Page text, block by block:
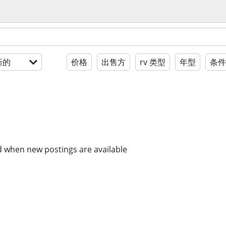
的 价格 出售方 rv 类型 年型 条件
new postings are available